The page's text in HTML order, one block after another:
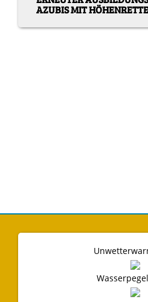
AZUBIS MIT